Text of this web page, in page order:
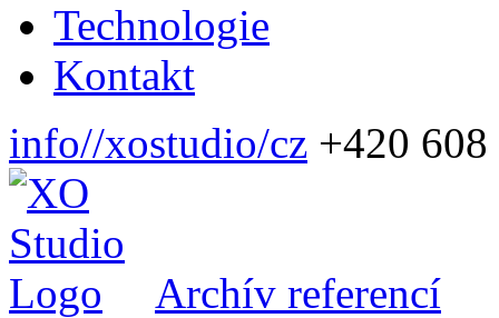
Technologie
Kontakt
info//xostudio/cz +420
Archív referencí